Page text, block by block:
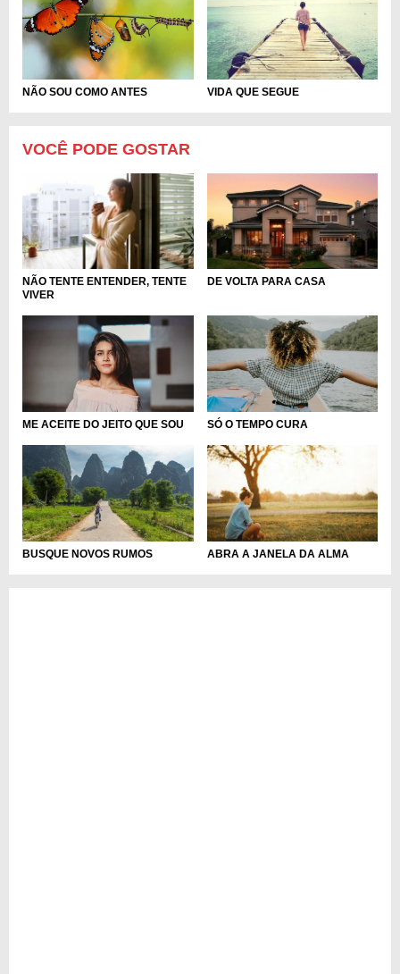
NÃO SOU COMO ANTES VIDA QUE SEGUE
VOCÊ PODE GOSTAR
NÃO TENTE ENTENDER, TENTE
VIVER
DE VOLTA PARA CASA
ME ACEITE DO JEITO QUE SOU SÓ O TEMPO CURA
BUSQUE NOVOS RUMOS ABRA A JANELA DA ALMA